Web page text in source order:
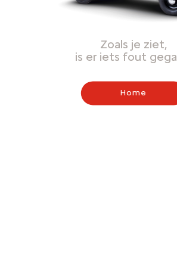
Zoals je ziet,
is er iets fout
Home